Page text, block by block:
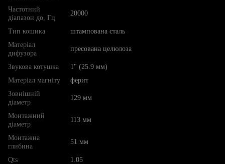
Частотний
діапазон до, Гц
20000
Тип кошика
штампована сталь
Матеріал
дифузора
пресована целюлоза
Звукова котушка
1" (25.9 мм)
Матеріал магніту
ферит
Зовнішній
діаметр
129 мм
Монтажний
діаметр
113 мм
Монтажна
глибина
51 мм
Qts
1.05